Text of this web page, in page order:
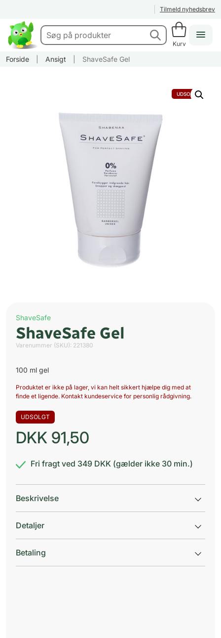
Tilmeld nyhedsbrev
Kurv
Forside Ansigt ShaveSafe Gel
UDSOLGT
ShaveSafe
ShaveSafe Gel
Varenummer (SKU): 221380
100 ml gel
Produktet er ikke på lager, vi kan helt sikkert hjælpe dig med at
finde et ligende. Kontakt kundeservice for personlig rådgivning.
UDSOLGT
DKK 91,50
Fri fragt ved 349 DKK (gælder ikke 30 min.)
Beskrivelse
Detaljer
Betaling